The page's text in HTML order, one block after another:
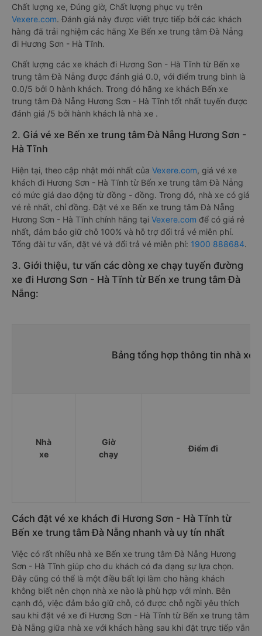
Chất lượng xe, Đúng giờ, Chất lượng phục vụ trên
Vexere.com. Đánh giá này được viết trực tiếp bởi các khách
hàng đã trải nghiệm các hãng Xe Bến xe trung tâm Đà Nẵng
đi Hương Sơn - Hà Tĩnh.
Chất lượng các xe khách đi Hương Sơn - Hà Tĩnh từ Bến xe
trung tâm Đà Nẵng được đánh giá 0.0, với điểm trung bình là
0.0/5 bởi 0 hành khách. Trong đó hãng xe khách Bến xe
trung tâm Đà Nẵng Hương Sơn - Hà Tĩnh tốt nhất tuyến được
đánh giá /5 bởi hành khách là nhà xe .
2. Giá vé xe Bến xe trung tâm Đà Nẵng Hương Sơn -
Hà Tĩnh
Hiện tại, theo cập nhật mới nhất của Vexere.com, giá vé xe
khách đi Hương Sơn - Hà Tĩnh từ Bến xe trung tâm Đà Nẵng
có mức giá dao động từ đồng - đồng. Trong đó, nhà xe có giá
vé rẻ nhất, chỉ đồng. Đặt vé xe Bến xe trung tâm Đà Nẵng
Hương Sơn - Hà Tĩnh chính hãng tại Vexere.com để có giá rẻ
nhất, đảm bảo giữ chỗ 100% và hỗ trợ đổi trả vé miễn phí.
Tổng đài tư vấn, đặt vé và đổi trả vé miễn phí: 1900 888684.
3. Giới thiệu, tư vấn các dòng xe chạy tuyến đường
xe đi Hương Sơn - Hà Tĩnh từ Bến xe trung tâm Đà
Nẵng:
Bảng tổng hợp thông tin nhà xe
Nhà
xe
Giờ
chạy
Điểm đi
Cách đặt vé xe khách đi Hương Sơn - Hà Tĩnh từ
Bến xe trung tâm Đà Nẵng nhanh và uy tín nhất
Việc có rất nhiều nhà xe Bến xe trung tâm Đà Nẵng Hương
Sơn - Hà Tĩnh giúp cho du khách có đa dạng sự lựa chọn.
Đây cũng có thể là một điều bất lợi làm cho hàng khách
không biết nên chọn nhà xe nào là phù hợp với mình. Bên
cạnh đó, việc đảm bảo giữ chỗ, có được chỗ ngồi yêu thích
sau khi đặt vé xe đi Hương Sơn - Hà Tĩnh từ Bến xe trung tâm
Đà Nẵng giữa nhà xe với khách hàng sau khi đặt trực tiếp vẫn